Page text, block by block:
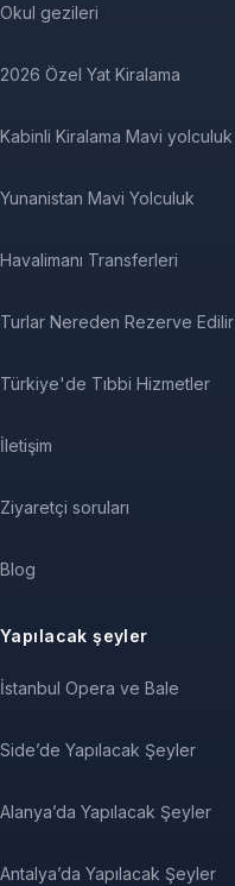
Okul gezileri
2026 Özel Yat Kiralama
Kabinli Kiralama Mavi yolculuk
Yunanistan Mavi Yolculuk
Havalimanı Transferleri
Turlar Nereden Rezerve Edilir
Türkiye'de Tıbbi Hizmetler
İletişim
Ziyaretçi soruları
Blog
Yapılacak şeyler
İstanbul Opera ve Bale
Side’de Yapılacak Şeyler
Alanya’da Yapılacak Şeyler
Antalya’da Yapılacak Şeyler